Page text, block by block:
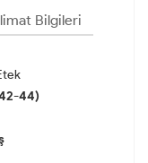
Bilgileri
44)